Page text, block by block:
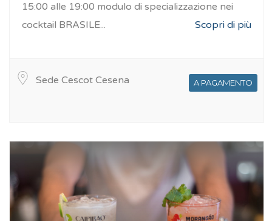
15:00 alle 19:00 modulo di specializzazione nei
cocktail BRASILE...
Scopri di più
Sede Cescot Cesena A PAGAMENTO